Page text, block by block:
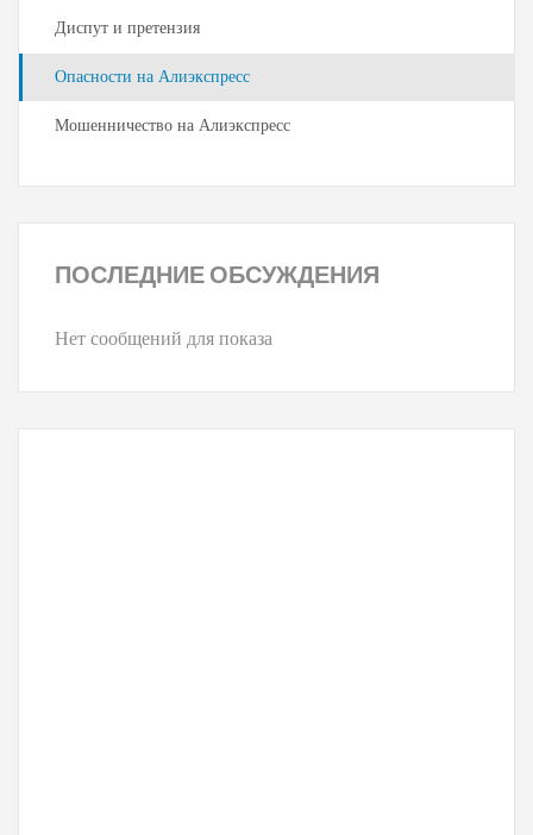
Диспут и претензия
Опасности на Алиэкспресс
Мошенничество на Алиэкспресс
ПОСЛЕДНИЕ ОБСУЖДЕНИЯ
Нет сообщений для показа